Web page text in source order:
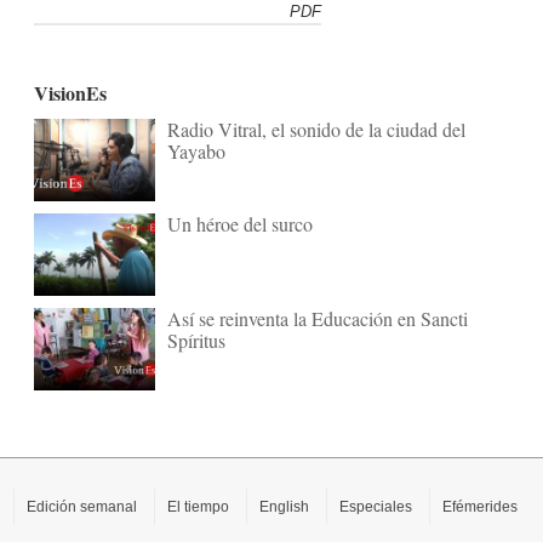
PDF
VisionEs
Radio Vitral, el sonido de la ciudad del
Yayabo
Un héroe del surco
Así se reinventa la Educación en Sancti
Spíritus
Edición semanal El tiempo English Especiales Efémerides